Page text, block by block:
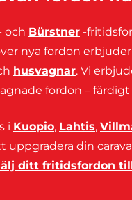
och Bürstner -
nya fordon
husvagnar. Vi
fordon – färdigt
i Kuopio, Lahtis,
uppgradera din
ditt fritidsfordon